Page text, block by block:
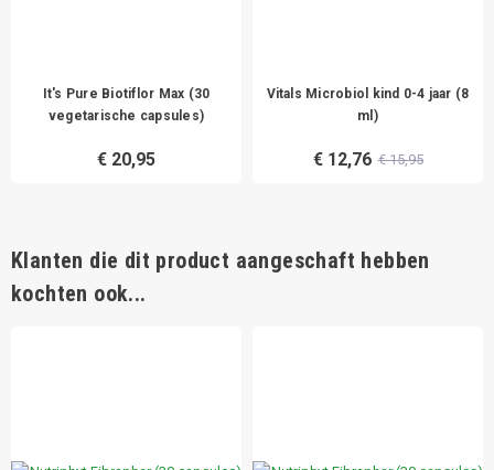
It's Pure Biotiflor Max (30
vegetarische capsules)
€ 20,95
Vitals Microbiol kind 0-4 jaar (8
ml)
€ 12,76 € 15,95
Klanten die dit product aangeschaft hebben
kochten ook...